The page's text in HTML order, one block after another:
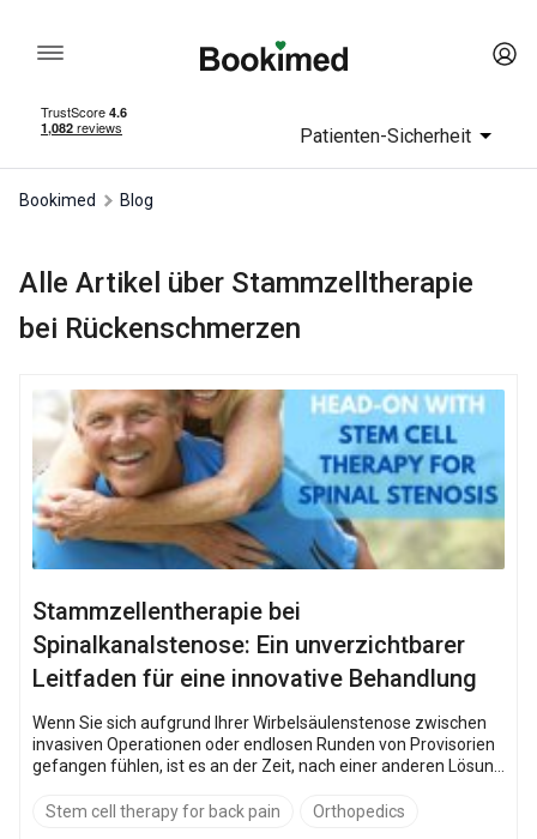
Patienten-Sicherheit
Bookimed Blog
Alle Artikel über Stammzelltherapie
bei Rückenschmerzen
Stammzellentherapie bei
Spinalkanalstenose: Ein unverzichtbarer
Leitfaden für eine innovative Behandlung
Wenn Sie sich aufgrund Ihrer Wirbelsäulenstenose zwischen
invasiven Operationen oder endlosen Runden von Provisorien
gefangen fühlen, ist es an der Zeit, nach einer anderen Lösung
innovative Behandlung, die die natürliche Heilungsfähigkeit
Stem cell therapy for back pain Orthopedics